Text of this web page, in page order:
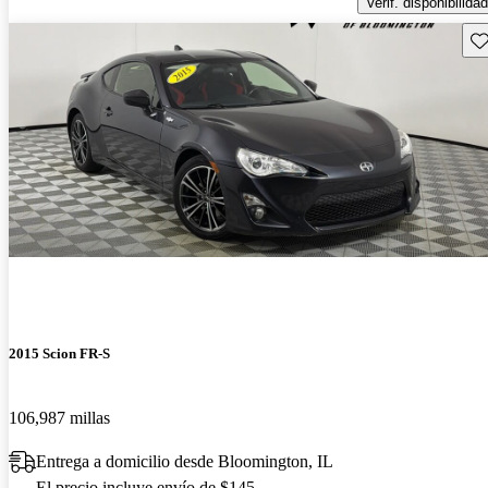
2015 Scion FR-S
106,987 millas
Entrega a domicilio desde Bloomington, IL